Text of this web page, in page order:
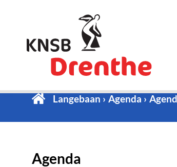
Langebaan Agenda
Agenda